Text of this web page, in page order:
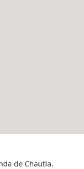
de Chautla.